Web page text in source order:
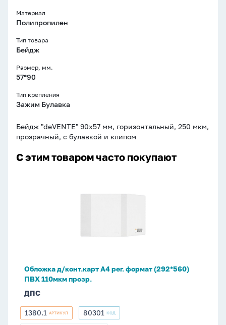
Материал
Полипропилен
Тип товара
Бейдж
Размер, мм.
57*90
Тип крепления
Зажим Булавка
Бейдж "deVENTE" 90x57 мм, горизонтальный, 250 мкм,
прозрачный, с булавкой и клипом
С этим товаром часто покупают
110мкм
прозр.
Обложка д/конт.карт А4 рег. формат (292*560)
ПВХ 110мкм прозр.
ДПС
1380.1
1380.1 АРТИКУЛ 80301
80301 КОД